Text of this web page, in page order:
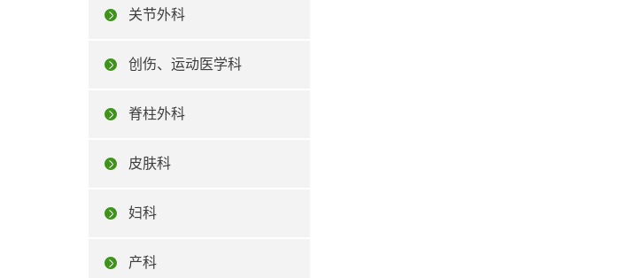
关节外科
创伤、运动医学科
脊柱外科
皮肤科
妇科
产科